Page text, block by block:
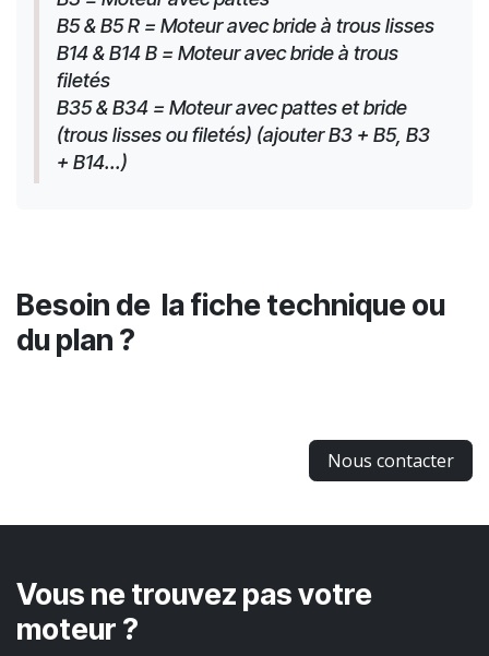
B5 & B5 R = Moteur avec bride à trous lisses
B14 & B14 B = Moteur avec bride à trous
filetés
B35 & B34 = Moteur avec pattes et bride
(trous lisses ou filetés) (ajouter B3 + B5, B3
+ B14...)
Besoin de la fiche technique ou
du plan ?
Nous contacter
Vous ne trouvez pas votre
moteur ?